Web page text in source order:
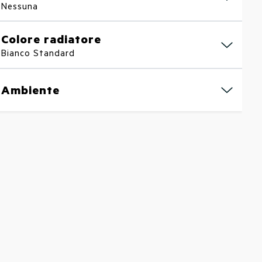
Nessuna
Colore radiatore
Bianco Standard
Ambiente